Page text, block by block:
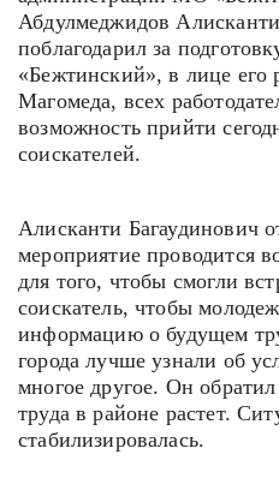
Абдулмеджидов
поблагодарил за
«Бежтинский», в лице его
Магомеда, всех
возможность прийти
соискателей.
Алисканти Багаудинович
мероприятие проводится
для того, чтобы смогли
соискатель, чтобы
информацию о будущем
города лучше узнали об
многое другое. Он
труда в районе растет.
стабилизировалась.